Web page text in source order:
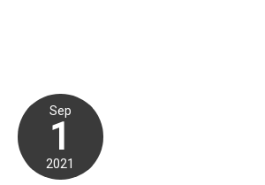
Sep
1
2021